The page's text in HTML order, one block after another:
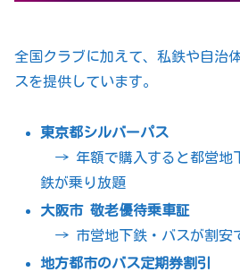
全国クラブに加えて、私鉄や自治
スを提供しています。
東京都シルバーパス
→ 年額で購入すると都営地
鉄が乗り放題
大阪市 敬老優待乗車証
→ 市営地下鉄・バスが割安
地方都市のバス定期券割引